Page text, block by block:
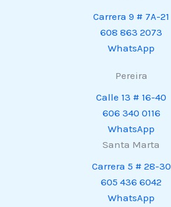
Carrera 9 # 7A-21
608 863 2073
WhatsApp
Pereira
Calle 13 # 16-40
606 340 0116
WhatsApp
Santa Marta
Carrera 5 # 28-30
605 436 6042
WhatsApp